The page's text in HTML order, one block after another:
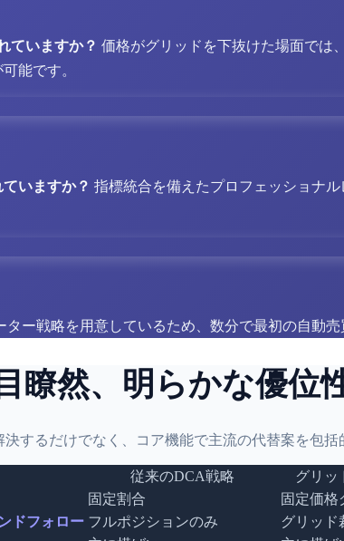
ていますか？ 価格がグリッドを下抜けた場面では
能です。
いますか？ 指標統合を備えたプロフェッショナ
ター戦略を用意しているため、数分で最初の自動売
瞭然、明らかな優位
するだけでなく、コア機能で主流の代替案を包括
従来のDCA戦略
グリッ
固定割合
固定価格
ドフォロー フルポジションのみ
グリッド